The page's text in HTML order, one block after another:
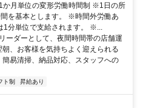
か月単位の変形労働時間制 ※1日の所
を基本とします。 ※時間外労働あ
1分単位で支給されます。 ※...
ーダーとして、夜間時間帯の店舗運
、お客様を気持ちよく迎えられる
易清掃、納品対応、スタッフへの
ト制 昇給あり